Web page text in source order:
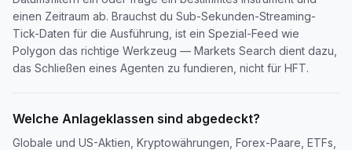
einen Zeitraum ab. Brauchst du Sub-Sekunden-Streaming-
Tick-Daten für die Ausführung, ist ein Spezial-Feed wie
Polygon das richtige Werkzeug — Markets Search dient dazu,
das Schließen eines Agenten zu fundieren, nicht für HFT.
Welche Anlageklassen sind abgedeckt?
Globale und US-Aktien, Kryptowährungen, Forex-Paare, ETFs,